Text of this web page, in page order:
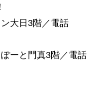
大日3階／電話
ーと門真3階／電話